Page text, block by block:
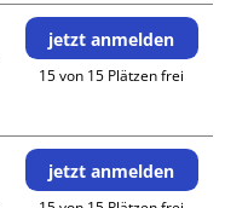
jetzt anmelden
15 von 15 Plätzen frei
jetzt anmelden